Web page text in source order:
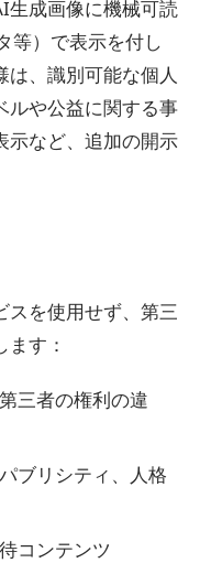
生成画像に機械可読
等）で表示を付し
は、識別可能な個人
ルや公益に関する事
示など、追加の開示
スを使用せず、第三
す：
三者の権利の違
ブリシティ、人格
コンテンツ